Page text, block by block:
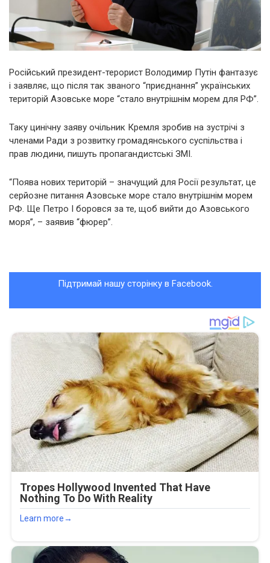
Російський президент-терорист Володимир Путін фантазує
і заявляє, що після так званого “приєднання” українських
територій Азовське море “стало внутрішнім морем для РФ”.
Таку цинічну заяву очільник Кремля зробив на зустрічі з
членами Ради з розвитку громадянського суспільства і
прав людини, пишуть пропагандистські ЗМІ.
“Поява нових територій – значущий для Росії результат, це
серйозне питання Азовське море стало внутрішнім морем
РФ. Ще Петро І боровся за те, щоб вийти до Азовського
моря”, – заявив “фюрер”.
Підтримай нашу сторінку в Facebook.